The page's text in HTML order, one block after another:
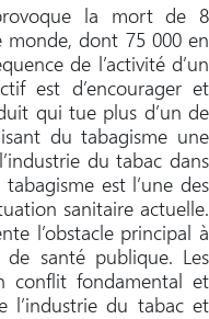
la mort de 8
monde, dont 75 000 en
de l’activité d’un
est d’encourager et
qui tue plus d’un de
du tabagisme une
du tabac dans
est l’une des
sanitaire actuelle.
l’obstacle principal à
santé publique. Les
conflit fondamental et
l’industrie du tabac et